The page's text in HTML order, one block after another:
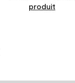
produit